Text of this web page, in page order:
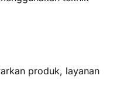
produk, layanan